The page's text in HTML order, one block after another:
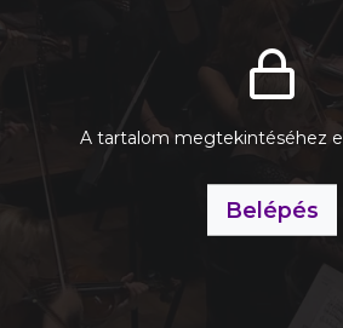
A tartalom megtekintéséhez
Belépés